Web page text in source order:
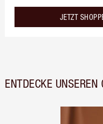
JETZT
ENTDECKE UNSEREN